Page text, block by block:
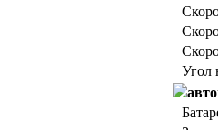
Угол